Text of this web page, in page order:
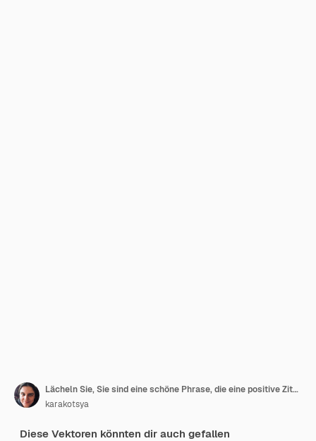
Lächeln Sie, Sie sind eine schöne Phrase, die eine positive Zitatinschrift für die Einladung beschriftet
karakotsya
Diese Vektoren könnten dir auch gefallen